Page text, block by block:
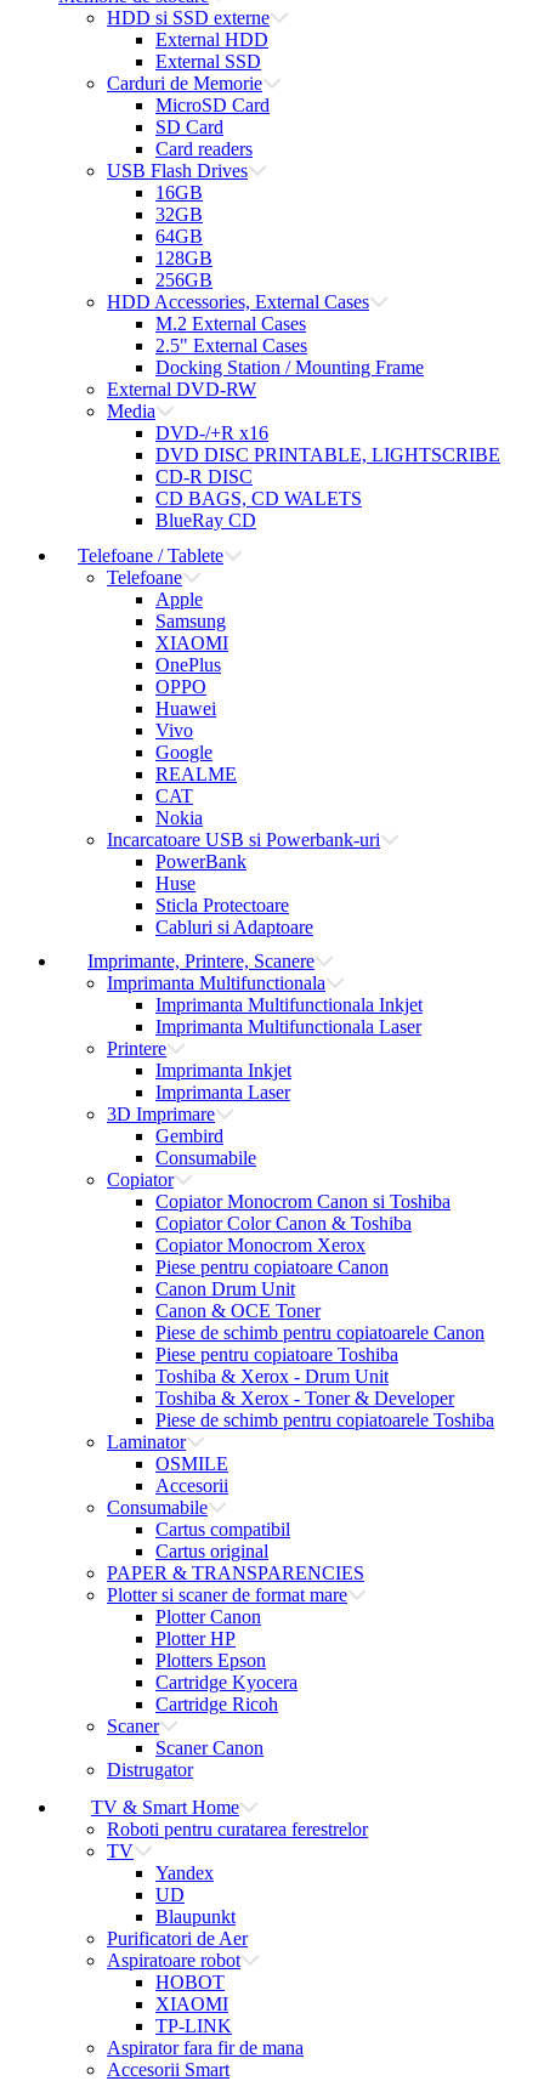
HDD si SSD externe
External HDD
External SSD
Carduri de Memorie
MicroSD Card
SD Card
Card readers
USB Flash Drives
16GB
32GB
64GB
128GB
256GB
HDD Accessories, External Cases
M.2 External Cases
2.5" External Cases
Docking Station / Mounting Frame
External DVD-RW
Media
DVD-/+R x16
DVD DISC PRINTABLE, LIGHTSCRIBE
CD-R DISC
CD BAGS, CD WALETS
BlueRay CD
Telefoane / Tablete
Telefoane
Apple
Samsung
XIAOMI
OnePlus
OPPO
Huawei
Vivo
Google
REALME
CAT
Nokia
Incarcatoare USB si Powerbank-uri
PowerBank
Huse
Sticla Protectoare
Cabluri si Adaptoare
Imprimante, Printere, Scanere
Imprimanta Multifunctionala
Imprimanta Multifunctionala Inkjet
Imprimanta Multifunctionala Laser
Printere
Imprimanta Inkjet
Imprimanta Laser
3D Imprimare
Gembird
Consumabile
Copiator
Copiator Monocrom Canon si Toshiba
Copiator Color Canon & Toshiba
Copiator Monocrom Xerox
Piese pentru copiatoare Canon
Canon Drum Unit
Canon & OCE Toner
Piese de schimb pentru copiatoarele Canon
Piese pentru copiatoare Toshiba
Toshiba & Xerox - Drum Unit
Toshiba & Xerox - Toner & Developer
Piese de schimb pentru copiatoarele Toshiba
Laminator
OSMILE
Accesorii
Consumabile
Cartus compatibil
Cartus original
PAPER & TRANSPARENCIES
Plotter si scaner de format mare
Plotter Canon
Plotter HP
Plotters Epson
Cartridge Kyocera
Cartridge Ricoh
Scaner
Scaner Canon
Distrugator
TV & Smart Home
Roboti pentru curatarea ferestrelor
TV
Yandex
UD
Blaupunkt
Purificatori de Aer
Aspiratoare robot
HOBOT
XIAOMI
TP-LINK
Aspirator fara fir de mana
Accesorii Smart